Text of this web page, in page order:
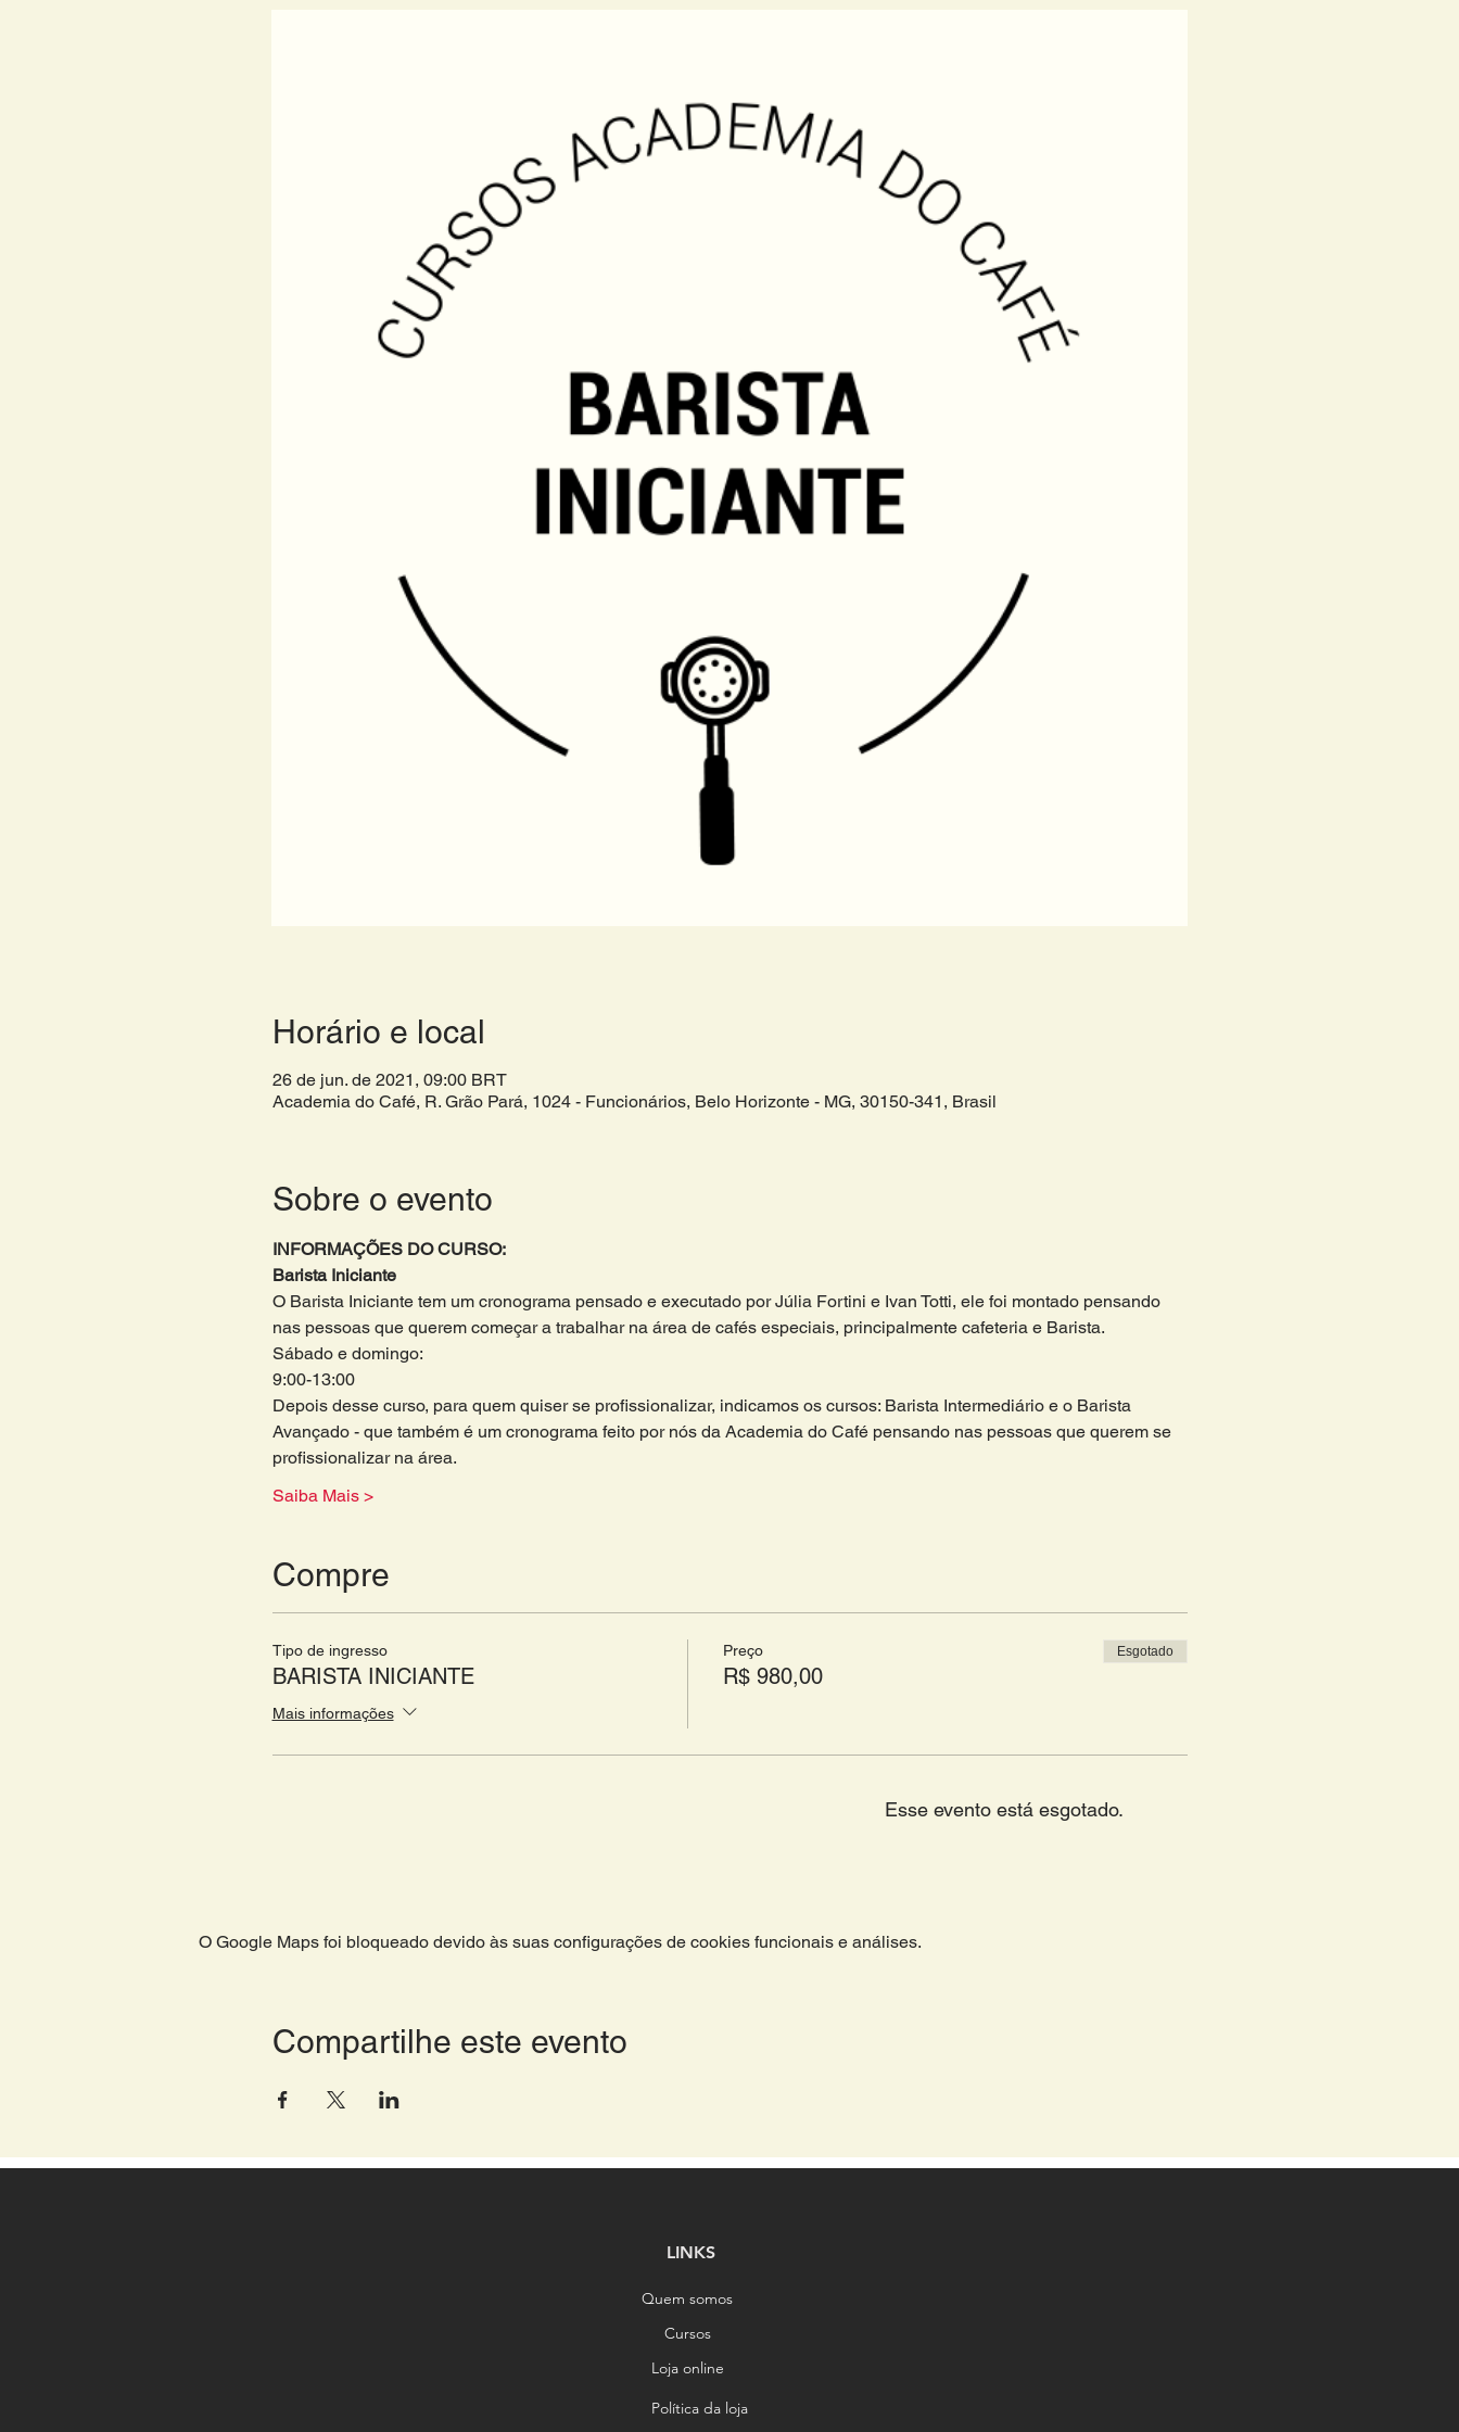
Horário e local
26 de jun. de 2021, 09:00 BRT
Academia do Café, R. Grão Pará, 1024 - Funcionários, Belo Horizonte - MG, 30150-341, Brasil
Sobre o evento
INFORMAÇÕES DO CURSO:
Barista Iniciante
O Barista Iniciante tem um cronograma pensado e executado por Júlia Fortini e Ivan Totti, ele foi montado pensando
nas pessoas que querem começar a trabalhar na área de cafés especiais, principalmente cafeteria e Barista.
Sábado e domingo:
9:00-13:00
Depois desse curso, para quem quiser se profissionalizar, indicamos os cursos: Barista Intermediário e o Barista
Avançado - que também é um cronograma feito por nós da Academia do Café pensando nas pessoas que querem se
profissionalizar na área.
Saiba Mais >
Compre
Tipo de ingresso
BARISTA INICIANTE
Mais informações
Preço
R$ 980,00
Esgotado
Esse evento está esgotado.
O Google Maps foi bloqueado devido às suas configurações de cookies funcionais e análises.
Compartilhe este evento
LINKS
Quem somos
Cursos
Loja online
Política da loja